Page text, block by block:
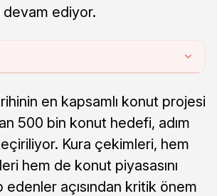
devam ediyor.
en kapsamlı konut projesi
500 bin konut hedefi, adım
Kura çekimleri, hem
hem de konut piyasasını
edenler açısından kritik önem